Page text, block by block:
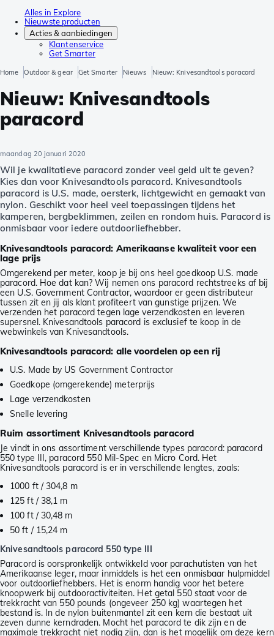
Alles in Explore
Nieuwste producten
Acties & aanbiedingen
Klantenservice
Get Smarter
Home Outdoor & gear Get Smarter Nieuws Nieuw: Knivesandtools paracord
Nieuw: Knivesandtools
paracord
maandag 20 januari 2020
Wil je kwalitatieve paracord zonder veel geld uit te geven?
Kies dan voor Knivesandtools paracord. Knivesandtools
paracord is U.S. made, oersterk, lichtgewicht en gemaakt van
nylon. Geschikt voor heel veel toepassingen tijdens het
kamperen, bergbeklimmen, zeilen en rondom huis. Paracord is
onmisbaar voor iedere outdoorliefhebber.
Knivesandtools paracord: Amerikaanse kwaliteit voor een
lage prijs
Omgerekend per meter, koop je bij ons heel goedkoop U.S. made
paracord. Hoe dat kan? Wij nemen ons paracord rechtstreeks af bij
een U.S. Government Contractor, waardoor er geen distributeur
tussen zit en jij als klant profiteert van gunstige prijzen. We
verzenden het paracord tegen lage verzendkosten en leveren
supersnel. Knivesandtools paracord is exclusief te koop in de
webwinkels van Knivesandtools.
Knivesandtools paracord: alle voordelen op een rij
U.S. Made by US Government Contractor
Goedkope (omgerekende) meterprijs
Lage verzendkosten
Snelle levering
Ruim assortiment Knivesandtools paracord
Je vindt in ons assortiment verschillende types paracord: paracord
550 type III, paracord 550 Mil-Spec en Micro Cord. Het
Knivesandtools paracord is er in verschillende lengtes, zoals:
1000 ft / 304,8 m
125 ft / 38,1 m
100 ft / 30,48 m
50 ft / 15,24 m
Knivesandtools paracord 550 type III
Paracord is oorspronkelijk ontwikkeld voor parachutisten van het
Amerikaanse leger, maar inmiddels is het een onmisbaar hulpmiddel
voor outdoorliefhebbers. Het is enorm handig voor het betere
knoopwerk bij outdooractiviteiten. Het getal 550 staat voor de
trekkracht van 550 pounds (ongeveer 250 kg) waartegen het
bestand is. In de nylon buitenmantel zit een kern die bestaat uit
zeven dunne kerndraden. Mocht het paracord te dik zijn en de
maximale trekkracht niet nodig zijn, dan is het mogelijk om deze kern